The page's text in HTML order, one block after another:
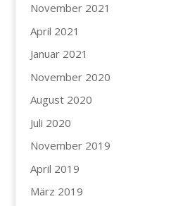
November 2021
April 2021
Januar 2021
November 2020
August 2020
Juli 2020
November 2019
April 2019
März 2019